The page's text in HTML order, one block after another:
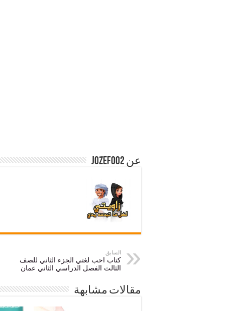
عن jozef002
السابق
كتاب احب لغتي الجزء الثاني للصف
الثالث الفصل الدراسي الثاني عمان
مقالات مشابهة